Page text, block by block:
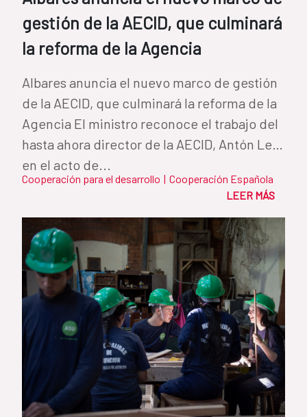
gestión de la AECID, que culminará
la reforma de la Agencia
Albares anuncia el nuevo marco de gestión
de la AECID, que culminará la reforma de la
Agencia El ministro reconoce el trabajo del
hasta ahora director de la AECID, Antón Leis,
en el acto de...
Cooperación para el desarrollo | Cooperación Española
LEER MÁS